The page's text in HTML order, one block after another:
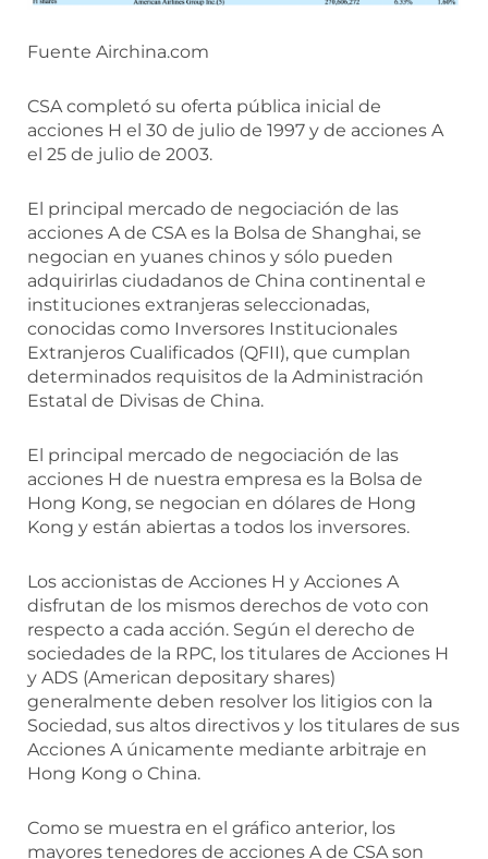
Fuente Airchina.com
CSA completó su oferta pública inicial de
acciones H el 30 de julio de 1997 y de acciones A
el 25 de julio de 2003.
El principal mercado de negociación de las
acciones A de CSA es la Bolsa de Shanghai, se
negocian en yuanes chinos y sólo pueden
adquirirlas ciudadanos de China continental e
instituciones extranjeras seleccionadas,
conocidas como Inversores Institucionales
Extranjeros Cualificados (QFII), que cumplan
determinados requisitos de la Administración
Estatal de Divisas de China.
El principal mercado de negociación de las
acciones H de nuestra empresa es la Bolsa de
Hong Kong, se negocian en dólares de Hong
Kong y están abiertas a todos los inversores.
Los accionistas de Acciones H y Acciones A
disfrutan de los mismos derechos de voto con
respecto a cada acción. Según el derecho de
sociedades de la RPC, los titulares de Acciones H
y ADS (American depositary shares)
generalmente deben resolver los litigios con la
Sociedad, sus altos directivos y los titulares de sus
Acciones A únicamente mediante arbitraje en
Hong Kong o China.
Como se muestra en el gráfico anterior, los
mayores tenedores de acciones A de CSA son